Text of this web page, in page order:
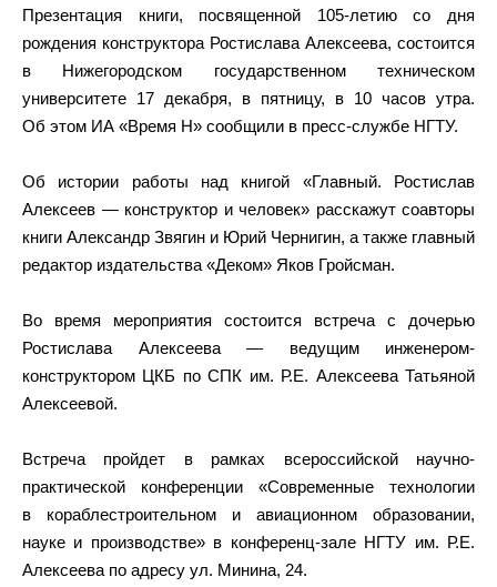
Презентация книги, посвященной 105-летию со дня
рождения конструктора Ростислава Алексеева, состоится
в Нижегородском государственном техническом
университете 17 декабря, в пятницу, в 10 часов утра.
Об этом ИА «Время Н» сообщили в пресс-службе НГТУ.
Об истории работы над книгой «Главный. Ростислав
Алексеев — конструктор и человек» расскажут соавторы
книги Александр Звягин и Юрий Чернигин, а также главный
редактор издательства «Деком» Яков Гройсман.
Во время мероприятия состоится встреча с дочерью
Ростислава Алексеева — ведущим инженером-
конструктором ЦКБ по СПК им. Р.Е. Алексеева Татьяной
Алексеевой.
Встреча пройдет в рамках всероссийской научно-
практической конференции «Современные технологии
в кораблестроительном и авиационном образовании,
науке и производстве» в конференц-зале НГТУ им. Р.Е.
Алексеева по адресу ул. Минина, 24.